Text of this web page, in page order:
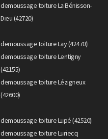
demoussage toiture La Bénisson-
Dieu (42720)
demoussage toiture Lay (42470)
demoussage toiture Lentigny
(42155)
demoussage toiture Lézigneux
(42600)
demoussage toiture Lupé (42520)
demoussage toiture Luriecq